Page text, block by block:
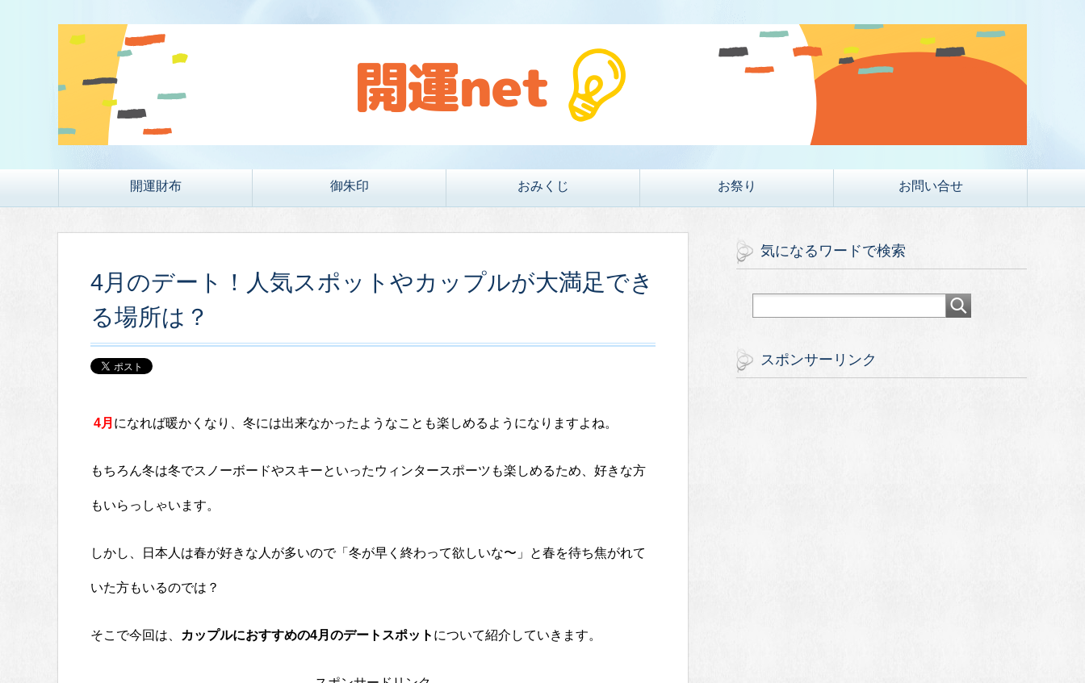
開運財布 御朱印 おみくじ お祭り お問い合せ
4月のデート！人気スポットやカップルが大満足でき
る場所は？
4月 になれば暖かくなり、冬には出来なかったようなことも楽しめるようになりますよね。
もちろん冬は冬でスノーボードやスキーといったウィンタースポーツも楽しめるため、好きな方
もいらっしゃいます。
しかし、日本人は春が好きな人が多いので「冬が早く終わって欲しいな〜」と春を待ち焦がれて
いた方もいるのでは？
そこで今回は、 カップルにおすすめの4月のデートスポット について紹介していきます。
気になるワードで検索
スポンサーリンク